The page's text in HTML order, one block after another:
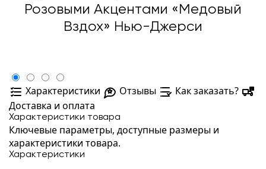
Розовыми Акцентами «Медовый
Вздох» Нью-Джерси
Характеристики Отзывы
Как заказать?
Доставка и оплата
Характеристики товара
Ключевые параметры, доступные размеры и
характеристики товара.
Характеристики